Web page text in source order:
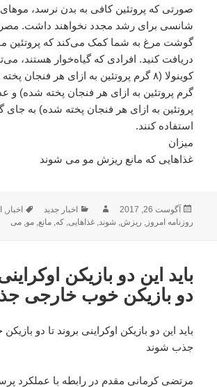
صورتی که پروتئین کافی به بدن نرسد،
گوشت مرغ به شما کمک می‌کند که پروتئین
دریافت کنید. افرادی که گیاه‌خوار هستند،
پروتئین به ازای هر فنجان پخته شده) به
استفاده کنند.
میزان
غذاهایی که مانع ریزش مو می شوند
ارسال
شده
آگوست 26, 2017 نویسندهدسته‌ها
اخبار جدید اخبار,
روزنامه امروز, ریزش, شوند,غذاهایی,که,مانع,مو,می
باید این دو بازیکن
دو بازیکن خوب خارجی
باید این دو بازیکن اوکراینی بروند تا دو
جذب شوند
مرتضی کرمانی مقدم در رابطه با عملکرد